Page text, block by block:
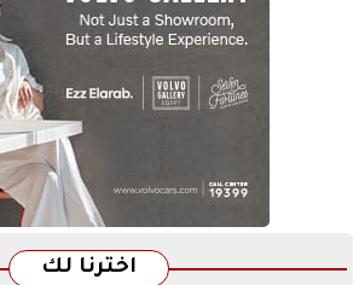
اخترنا لك